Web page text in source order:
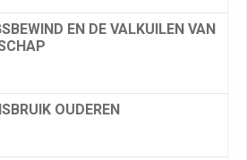
EN DE VALKUILEN VAN
OUDEREN